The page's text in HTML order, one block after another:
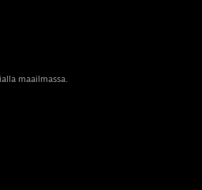
maailmassa.